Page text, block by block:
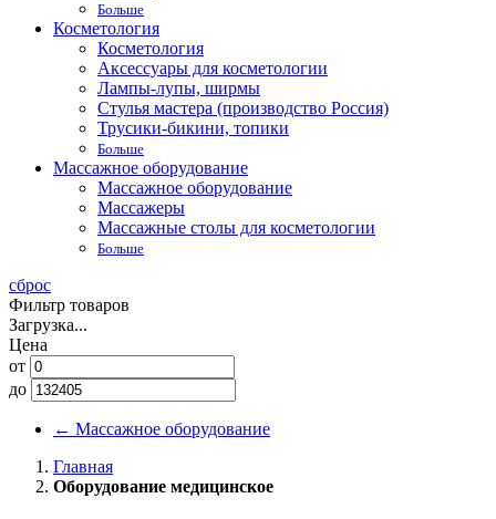
Больше
Косметология
Косметология
Аксессуары для косметологии
Лампы-лупы, ширмы
Стулья мастера (производство Россия)
Трусики-бикини, топики
Больше
Массажное оборудование
Массажное оборудование
Массажеры
Массажные столы для косметологии
Больше
сброс
Фильтр товаров
Загрузка...
Цена
от
до
← Массажное оборудование
Главная
Оборудование медицинское